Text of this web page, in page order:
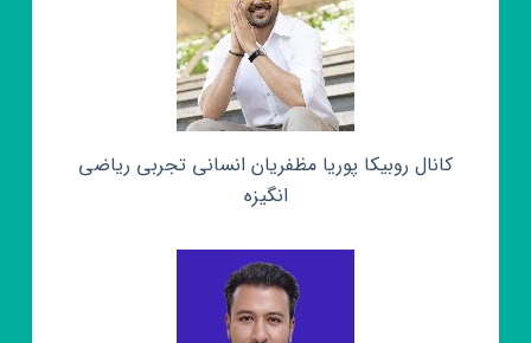
کانال روبیکا پوریا مظفریان انسانی تجربی ریاضی
انگیزه